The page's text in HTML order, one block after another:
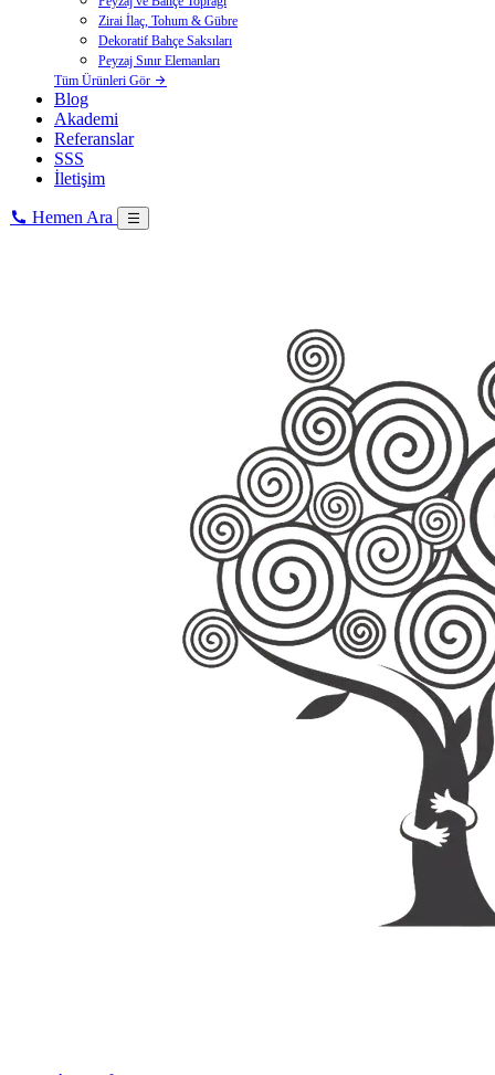
Zirai İlaç, Tohum & Gübre
Dekoratif Bahçe Saksıları
Peyzaj Sınır Elemanları
Tüm Ürünleri Gör
Blog
Akademi
Referanslar
SSS
İletişim
Hemen Ara